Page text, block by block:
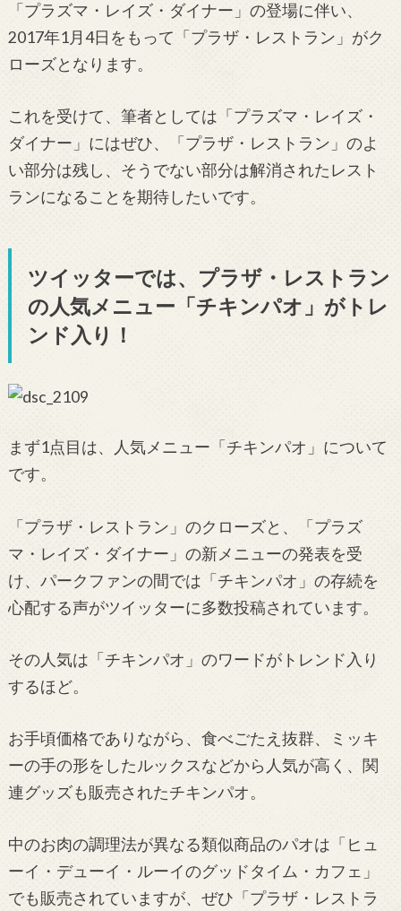
「プラズマ・レイズ・ダイナー」の登場に伴い、
2017年1月4日をもって「プラザ・レストラン」がク
ローズとなります。
これを受けて、筆者としては「プラズマ・レイズ・
ダイナー」にはぜひ、「プラザ・レストラン」のよ
い部分は残し、そうでない部分は解消されたレスト
ランになることを期待したいです。
ツイッターでは、プラザ・レストラン
の人気メニュー「チキンパオ」がトレ
ンド入り！
まず1点目は、人気メニュー「チキンパオ」について
です。
「プラザ・レストラン」のクローズと、「プラズ
マ・レイズ・ダイナー」の新メニューの発表を受
け、パークファンの間では「チキンパオ」の存続を
心配する声がツイッターに多数投稿されています。
その人気は「チキンパオ」のワードがトレンド入り
するほど。
お手頃価格でありながら、食べごたえ抜群、ミッキ
ーの手の形をしたルックスなどから人気が高く、関
連グッズも販売されたチキンパオ。
中のお肉の調理法が異なる類似商品のパオは「ヒュ
ーイ・デューイ・ルーイのグッドタイム・カフェ」
でも販売されていますが、ぜひ「プラザ・レストラ